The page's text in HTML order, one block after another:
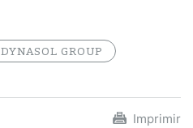
DYNASOL GROUP
Imprimir